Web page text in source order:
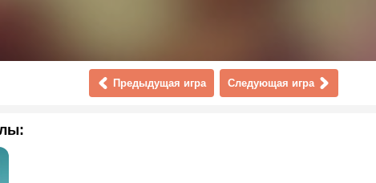
Предыдущая игра Следующая игра